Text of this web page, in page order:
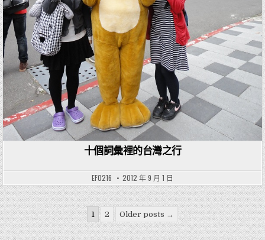
十個詞彙裡的台灣之行
EF0216 2012 年 9 月 1 日
文章分頁 1 2 Older posts →